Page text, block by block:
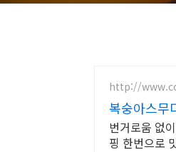
http://
복숭아스무
번거로움 없
핑 한번으로